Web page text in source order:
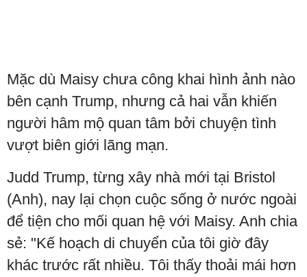
Mặc dù Maisy chưa công khai hình ảnh nào
bên cạnh Trump, nhưng cả hai vẫn khiến
người hâm mộ quan tâm bởi chuyện tình
vượt biên giới lãng mạn.
Judd Trump, từng xây nhà mới tại Bristol
(Anh), nay lại chọn cuộc sống ở nước ngoài
để tiện cho mối quan hệ với Maisy. Anh chia
sẻ: "Kế hoạch di chuyển của tôi giờ đây
khác trước rất nhiều. Tôi thấy thoải mái hơn